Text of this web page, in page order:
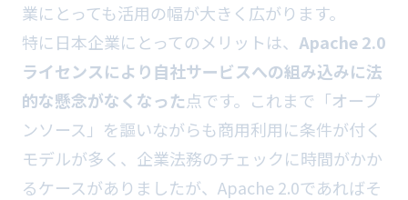
業にとっても活用の幅が大きく広がります。
特に日本企業にとってのメリットは、 Apache 2.0
ライセンスにより自社サービスへの組み込みに法
的な懸念がなくなった点です。これまで「オープ
ンソース」を謳いながらも商用利用に条件が付く
モデルが多く、企業法務のチェックに時間がかか
るケースがありましたが、Apache 2.0であればそ